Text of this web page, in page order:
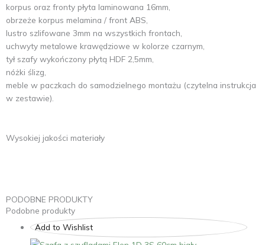
korpus oraz fronty płyta laminowana 16mm,
obrzeże korpus melamina / front ABS,
lustro szlifowane 3mm na wszystkich frontach,
uchwyty metalowe krawędziowe w kolorze czarnym,
tył szafy wykończony płytą HDF 2,5mm,
nóżki ślizg,
meble w paczkach do samodzielnego montażu (czytelna instrukcja
w zestawie).
Wysokiej jakości materiały
PODOBNE PRODUKTY
Podobne produkty
Add to Wishlist